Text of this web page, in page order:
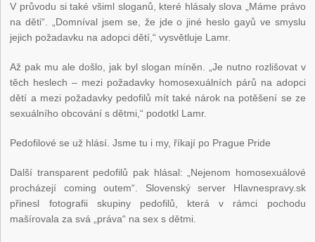
V průvodu si také všiml sloganů, které hlásaly slova „Máme právo
na děti“. „Domníval jsem se, že jde o jiné heslo gayů ve smyslu
jejich požadavku na adopci dětí,“ vysvětluje Lamr.
Až pak mu ale došlo, jak byl slogan míněn. „Je nutno rozlišovat v
těch heslech – mezi požadavky homosexuálních párů na adopci
dětí a mezi požadavky pedofilů mít také nárok na potěšení se ze
sexuálního obcování s dětmi,“ podotkl Lamr.
Pedofilové se už hlásí. Jsme tu i my, říkají po Prague Pride
Další transparent pedofilů pak hlásal: „Nejenom homosexuálové
procházejí coming outem“. Slovenský server Hlavnespravy.sk
přinesl fotografii skupiny pedofilů, která v rámci pochodu
mašírovala za svá „práva“ na sex s dětmi.